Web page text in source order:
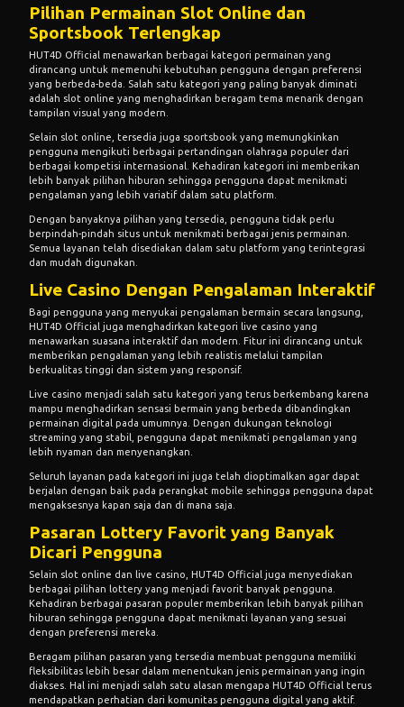
Pilihan Permainan Slot Online dan
Sportsbook Terlengkap
HUT4D Official menawarkan berbagai kategori permainan yang
dirancang untuk memenuhi kebutuhan pengguna dengan preferensi
yang berbeda-beda. Salah satu kategori yang paling banyak diminati
adalah slot online yang menghadirkan beragam tema menarik dengan
tampilan visual yang modern.
Selain slot online, tersedia juga sportsbook yang memungkinkan
pengguna mengikuti berbagai pertandingan olahraga populer dari
berbagai kompetisi internasional. Kehadiran kategori ini memberikan
lebih banyak pilihan hiburan sehingga pengguna dapat menikmati
pengalaman yang lebih variatif dalam satu platform.
Dengan banyaknya pilihan yang tersedia, pengguna tidak perlu
berpindah-pindah situs untuk menikmati berbagai jenis permainan.
Semua layanan telah disediakan dalam satu platform yang terintegrasi
dan mudah digunakan.
Live Casino Dengan Pengalaman Interaktif
Bagi pengguna yang menyukai pengalaman bermain secara langsung,
HUT4D Official juga menghadirkan kategori live casino yang
menawarkan suasana interaktif dan modern. Fitur ini dirancang untuk
memberikan pengalaman yang lebih realistis melalui tampilan
berkualitas tinggi dan sistem yang responsif.
Live casino menjadi salah satu kategori yang terus berkembang karena
mampu menghadirkan sensasi bermain yang berbeda dibandingkan
permainan digital pada umumnya. Dengan dukungan teknologi
streaming yang stabil, pengguna dapat menikmati pengalaman yang
lebih nyaman dan menyenangkan.
Seluruh layanan pada kategori ini juga telah dioptimalkan agar dapat
berjalan dengan baik pada perangkat mobile sehingga pengguna dapat
mengaksesnya kapan saja dan di mana saja.
Pasaran Lottery Favorit yang Banyak
Dicari Pengguna
Selain slot online dan live casino, HUT4D Official juga menyediakan
berbagai pilihan lottery yang menjadi favorit banyak pengguna.
Kehadiran berbagai pasaran populer memberikan lebih banyak pilihan
hiburan sehingga pengguna dapat menikmati layanan yang sesuai
dengan preferensi mereka.
Beragam pilihan pasaran yang tersedia membuat pengguna memiliki
fleksibilitas lebih besar dalam menentukan jenis permainan yang ingin
diakses. Hal ini menjadi salah satu alasan mengapa HUT4D Official terus
mendapatkan perhatian dari komunitas pengguna digital yang aktif.